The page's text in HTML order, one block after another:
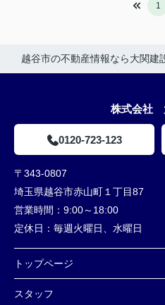
1
越谷市の不動産情報なら大関建
株式会社
0120-723-123
〒343-0807
埼玉県越谷市赤山町１丁目87
営業時間： 9:00～18:00
定休日： 毎週火曜日、水曜日
トップページ
スタッフ